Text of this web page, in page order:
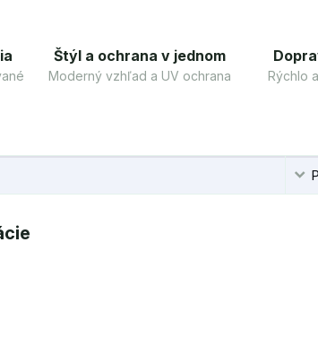
Štýl a ochrana v jednom
Moderný vzhľad a UV ochrana Rýchlo